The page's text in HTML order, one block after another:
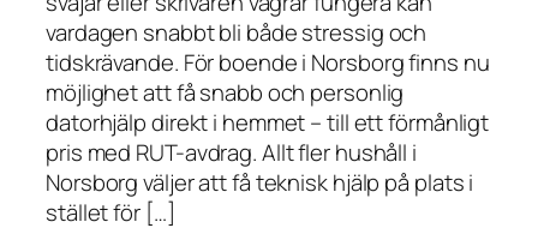
vardagen snabbt bli både stressig och
tidskrävande. För boende i Norsborg finns nu
möjlighet att få snabb och personlig
datorhjälp direkt i hemmet – till ett förmånligt
pris med RUT-avdrag. Allt fler hushåll i
Norsborg väljer att få teknisk hjälp på plats i
stället för […]